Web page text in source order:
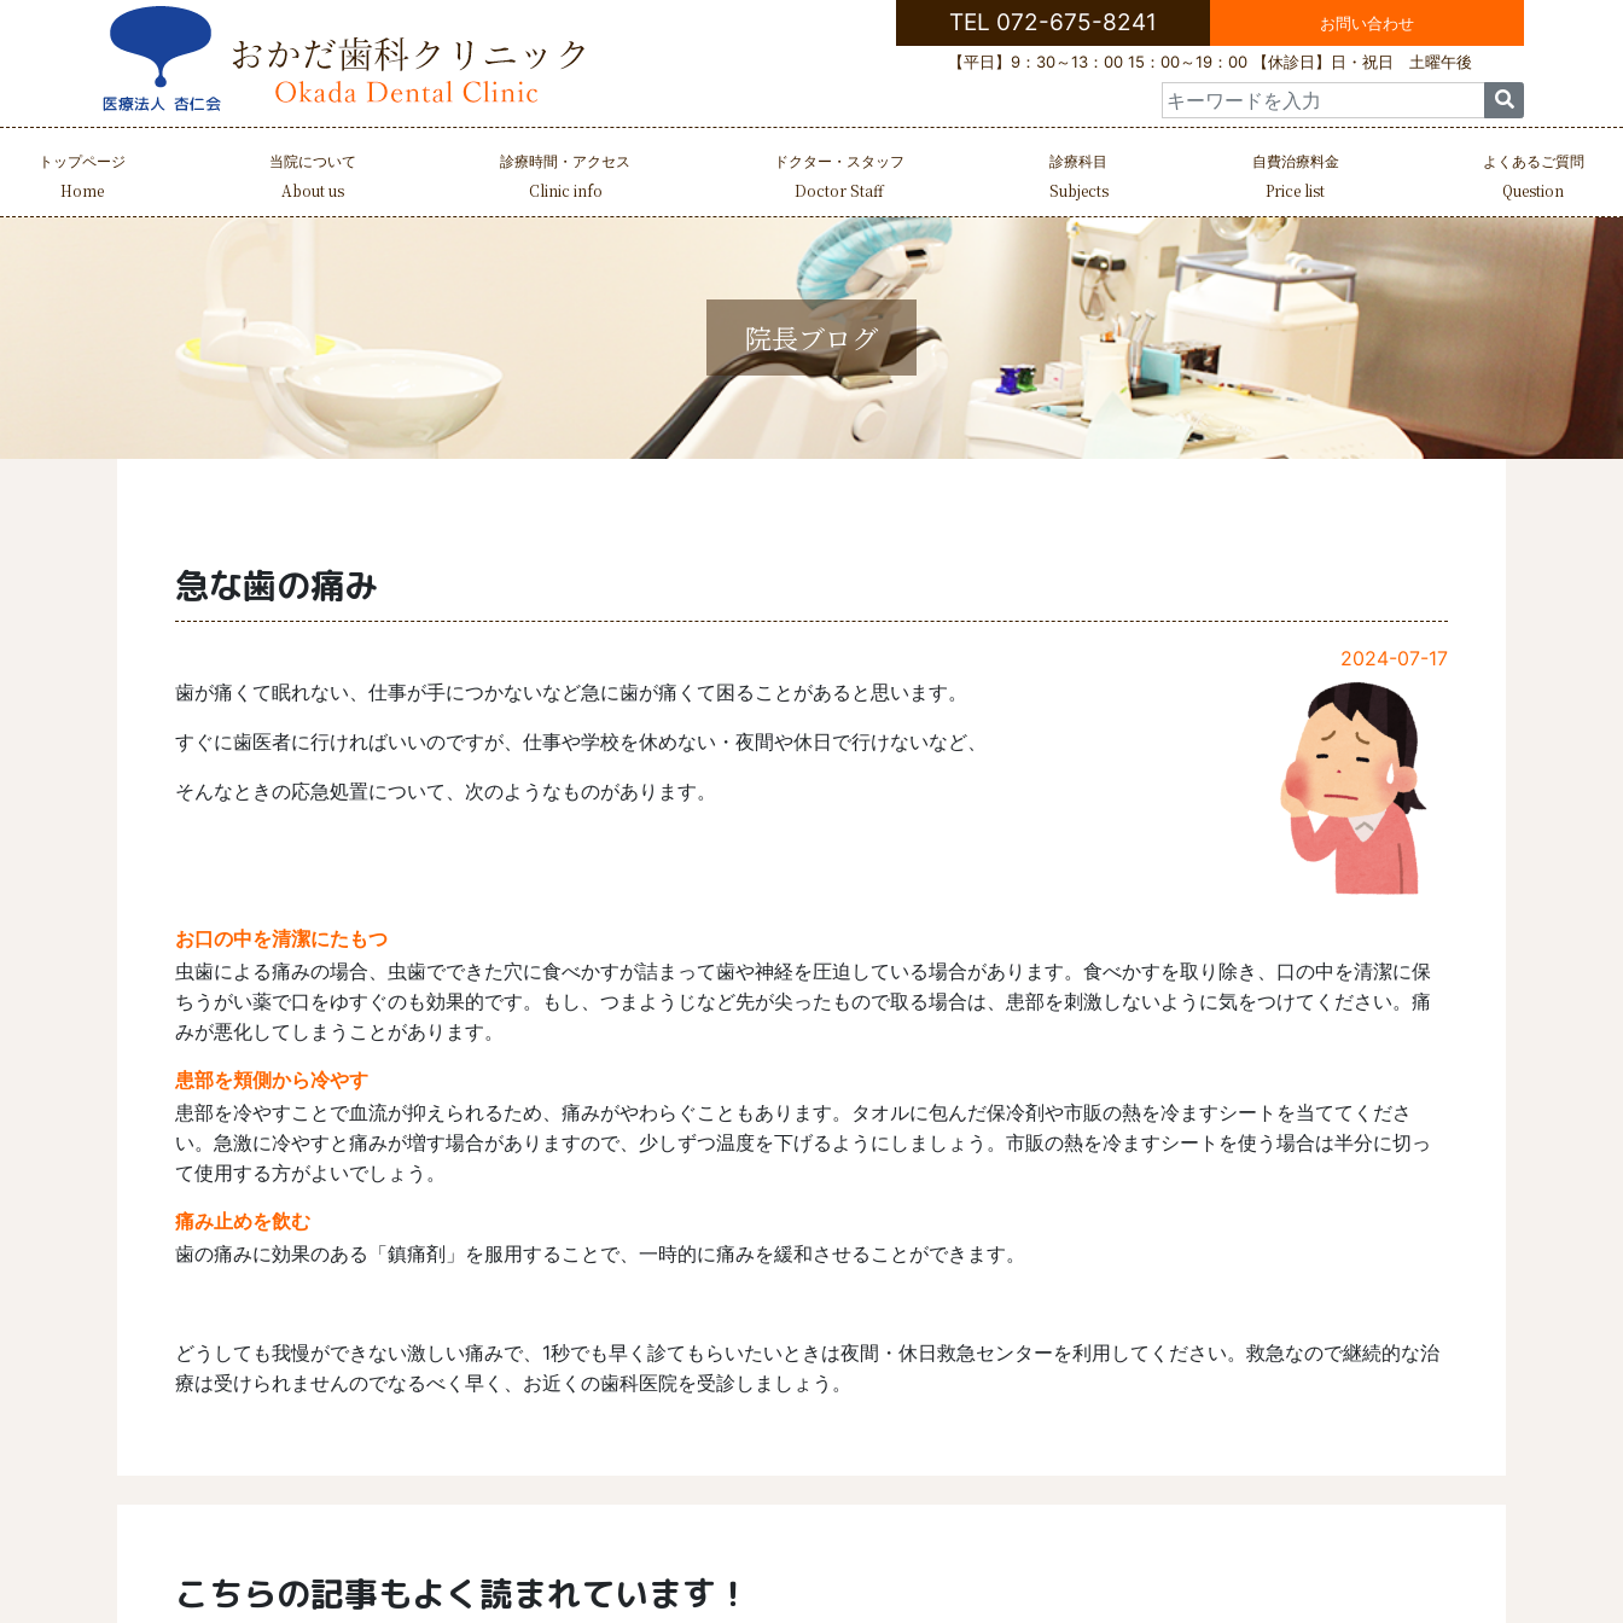
TEL 072-675-8241
お問い合わせ
【平日】9：30～13：00 15：00～19：00 【休診日】日・祝日 土曜午後
Search
トップページ
Home
当院について
About us
診療時間・アクセス
Clinic info
ドクター・スタッフ
Doctor Staff
診療科目
Subjects
診療科目一覧
施術例紹介
自費治療料金
Price list
よくあるご質問
Question
院長ブログ
急な歯の痛み
2024-07-17
歯が痛くて眠れない、仕事が手につかないなど急に歯が痛くて困ることがあると思います。
すぐに歯医者に行ければいいのですが、仕事や学校を休めない・夜間や休日で行けないなど、
そんなときの応急処置について、次のようなものがあります。
お口の中を清潔にたもつ
虫歯による痛みの場合、虫歯でできた穴に食べかすが詰まって歯や神経を圧迫している場合があります。食べかすを取り除き、口の中を清潔に保
ちうがい薬で口をゆすぐのも効果的です。もし、つまようじなど先が尖ったもので取る場合は、患部を刺激しないように気をつけてください。痛
みが悪化してしまうことがあります。
患部を頬側から冷やす
患部を冷やすことで血流が抑えられるため、痛みがやわらぐこともあります。タオルに包んだ保冷剤や市販の熱を冷ますシートを当ててくださ
い。急激に冷やすと痛みが増す場合がありますので、少しずつ温度を下げるようにしましょう。市販の熱を冷ますシートを使う場合は半分に切っ
て使用する方がよいでしょう。
痛み止めを飲む
歯の痛みに効果のある「鎮痛剤」を服用することで、一時的に痛みを緩和させることができます。
どうしても我慢ができない激しい痛みで、1秒でも早く診てもらいたいときは夜間・休日救急センターを利用してください。救急なので継続的な治
療は受けられませんのでなるべく早く、お近くの歯科医院を受診しましょう。
こちらの記事もよく読まれています！